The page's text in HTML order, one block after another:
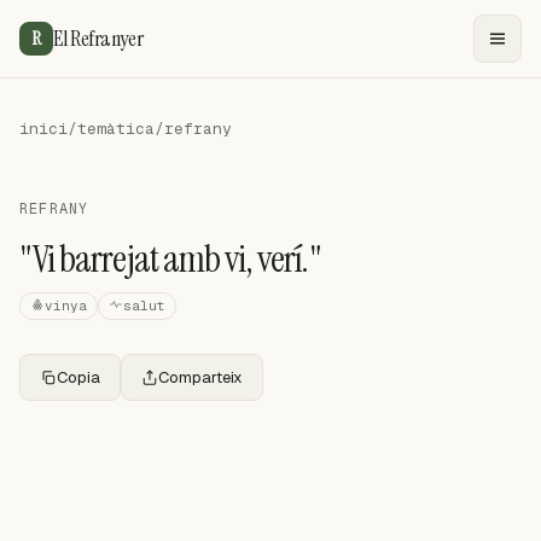
R El Refranyer
inici/temàtica/refrany
REFRANY
"Vi barrejat amb vi, verí."
vinya salut
Copia Comparteix